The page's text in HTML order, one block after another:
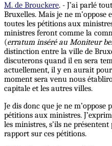
M. de Brouckere. - J’ai parlé
Bruxelles. Mais je ne
toutes les pétitions aux
ministres feront comme la
(erratum inséré au Moniteur
distinction entre la ville de
discuterons quand il en sera
actuellement, il y en aurait
moment sera venu nous
capitale et les autres villes.
Je dis donc que je ne m’oppose
pétitions aux ministres.
les ministres, s’ils ne
rapport sur ces pétitions.